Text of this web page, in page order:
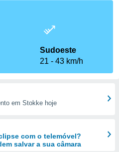
Sudoeste
21
43 km/h
em Stokke hoje
com o telemóvel?
salvar a sua câmara